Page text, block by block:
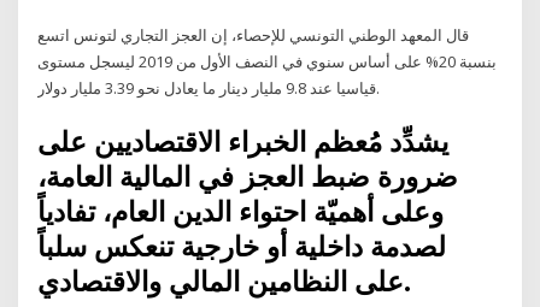
قال المعهد الوطني التونسي للإحصاء، إن العجز التجاري لتونس اتسع
بنسبة 20% على أساس سنوي في النصف الأول من 2019 ليسجل مستوى
قياسيا عند 9.8 مليار دينار ما يعادل نحو 3.39 مليار دولار.
يشدِّد مُعظم الخبراء الاقتصاديين على
ضرورة ضبط العجز في المالية العامة،
وعلى أهميّة احتواء الدين العام، تفادياً
لصدمة داخلية أو خارجية تنعكس سلباً
على النظامين المالي والاقتصادي.